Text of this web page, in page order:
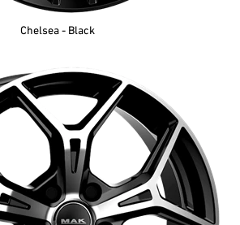
Chelsea - Black